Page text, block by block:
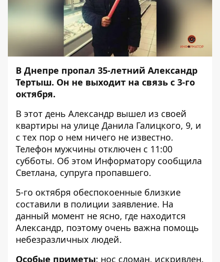
В Днепре пропал 35-летний Александр
Тертыш. Он не выходит на связь с 3-го
октября.
В этот день Александр вышел из своей
квартиры на улице Данила Галицкого, 9, и
с тех пор о нем ничего не известно.
Телефон мужчины отключен с 11:00
субботы. Об этом Информатору сообщила
Светлана, супруга пропавшего.
5-го октября обеспокоенные близкие
составили в полиции заявление. На
данный момент не ясно, где находится
Александр, поэтому очень важна помощь
небезразличных людей.
Особые приметы: нос сломан, искривлен.